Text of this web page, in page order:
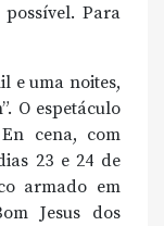
Para
e uma noites,
O espetáculo
cena, com
23 e 24 de
armado em
Jesus dos